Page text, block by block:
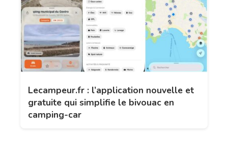
Lecampeur.fr : l’application nouvelle et
gratuite qui simplifie le bivouac en
camping-car